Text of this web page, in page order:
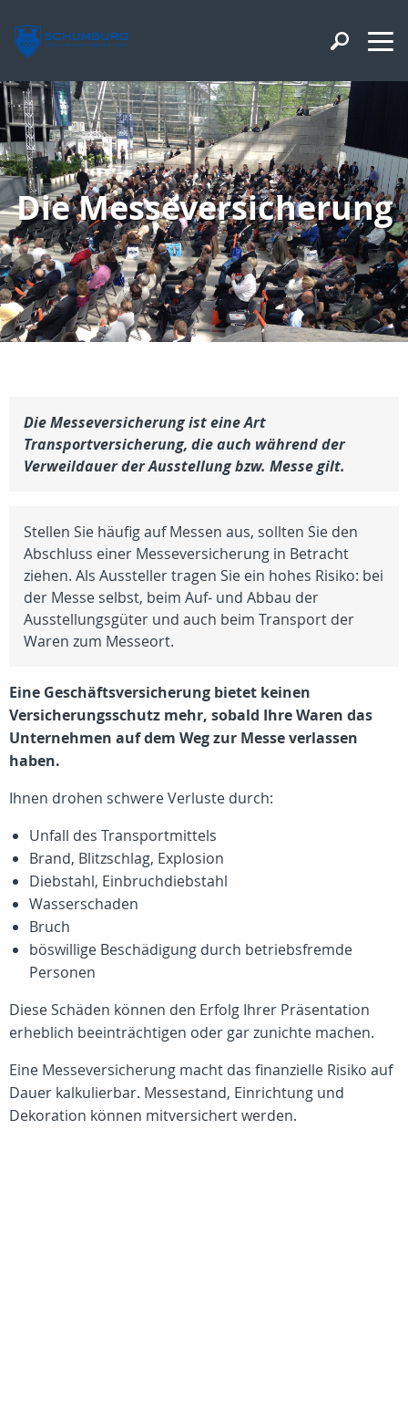
Die Messeversicherung
Die Messeversicherung ist eine Art
Transportversicherung, die auch während der
Verweildauer der Ausstellung bzw. Messe gilt.
Stellen Sie häufig auf Messen aus, sollten Sie den
Abschluss einer Messeversicherung in Betracht
ziehen. Als Aussteller tragen Sie ein hohes Risiko: bei
der Messe selbst, beim Auf- und Abbau der
Ausstellungsgüter und auch beim Transport der
Waren zum Messeort.
Eine Geschäftsversicherung bietet keinen
Versicherungsschutz mehr, sobald Ihre Waren das
Unternehmen auf dem Weg zur Messe verlassen
haben.
Ihnen drohen schwere Verluste durch:
Unfall des Transportmittels
Brand, Blitzschlag, Explosion
Diebstahl, Einbruchdiebstahl
Wasserschaden
Bruch
böswillige Beschädigung durch betriebsfremde
Personen
Diese Schäden können den Erfolg Ihrer Präsentation
erheblich beeinträchtigen oder gar zunichte machen.
Eine Messeversicherung macht das finanzielle Risiko auf
Dauer kalkulierbar. Messestand, Einrichtung und
Dekoration können mitversichert werden.